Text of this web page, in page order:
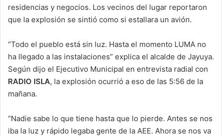
residencias y negocios. Los vecinos del lugar reportaron
que la explosión se sintió como si estallara un avión.
“Todo el pueblo está sin luz. Hasta el momento LUMA no
ha llegado a las instalaciones” explica el alcalde de Jayuya.
Según dijo el Ejecutivo Municipal en entrevista radial con
RADIO ISLA, la explosión ocurrió a eso de las 5:56 de la
mañana.
“Nadie sabe lo que tiene hasta que lo pierde. Antes se nos
iba la luz y rápido legaba gente de la AEE. Ahora se nos va